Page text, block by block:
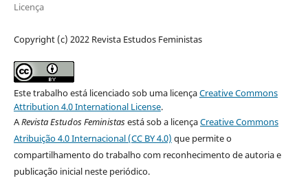
Licença
Copyright (c) 2022 Revista Estudos Feministas
Este trabalho está licenciado sob uma licençaCreative Commons
Attribution 4.0 International License.
ARevista Estudos Feministasestá sob a licençaCreative Commons
Atribuição 4.0 Internacional (CC BY 4.0) que permite o
compartilhamento do trabalho com reconhecimento de autoria e
publicação inicial neste periódico.